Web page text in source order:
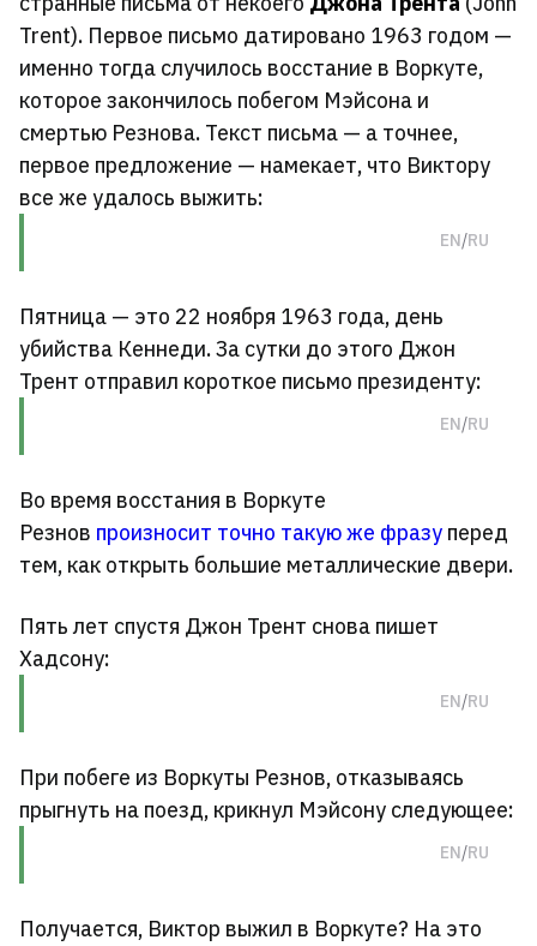
Trent). Первое письмо датировано 1963 годом —
именно тогда случилось восстание в Воркуте,
которое закончилось побегом Мэйсона и
смертью Резнова. Текст письма — а точнее,
первое предложение — намекает, что Виктору
все же удалось выжить:
Оригинал
EN/Перевод
RU
Пятница — это 22 ноября 1963 года, день
убийства Кеннеди. За сутки до этого Джон
Трент отправил короткое письмо президенту:
Оригинал
EN/Перевод
RU
Во время восстания в Воркуте
Резнов произносит точно такую же фразу перед
тем, как открыть большие металлические двери.
Пять лет спустя Джон Трент снова пишет
Хадсону:
Оригинал
EN/Перевод
RU
При побеге из Воркуты Резнов, отказываясь
прыгнуть на поезд, крикнул Мэйсону следующее:
Оригинал
EN/Перевод
RU
Получается, Виктор выжил в Воркуте? На это